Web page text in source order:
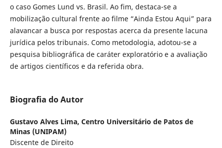
o caso Gomes Lund vs. Brasil. Ao fim, destaca-se a
mobilização cultural frente ao filme “Ainda Estou Aqui” para
alavancar a busca por respostas acerca da presente lacuna
jurídica pelos tribunais. Como metodologia, adotou-se a
pesquisa bibliográfica de caráter exploratório e a avaliação
de artigos científicos e da referida obra.
Biografia do Autor
Gustavo Alves Lima, Centro Universitário de Patos de
Minas (UNIPAM)
Discente de Direito